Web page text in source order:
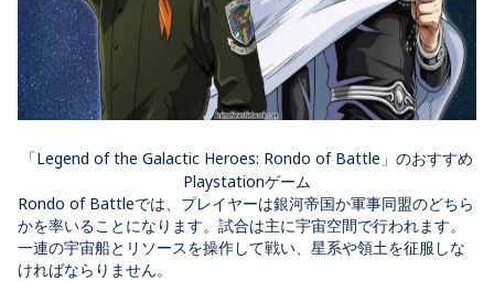
「Legend of the Galactic Heroes: Rondo of Battle」のおすすめ
Playstationゲーム
Rondo of Battleでは、プレイヤーは銀河帝国か軍事同盟のどちら
かを率いることになります。試合は主に宇宙空間で行われます。
一連の宇宙船とリソースを操作して戦い、星系や領土を征服しな
ければならりません。